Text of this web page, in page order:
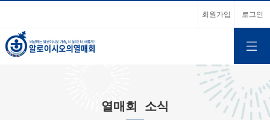
회원가입 로그인
열매회 소식